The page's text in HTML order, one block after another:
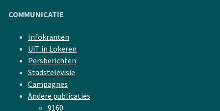
COMMUNICATIE
Infokranten
UiT in Lokeren
Persberichten
Stadstelevisie
Campagnes
Andere publicaties
9160